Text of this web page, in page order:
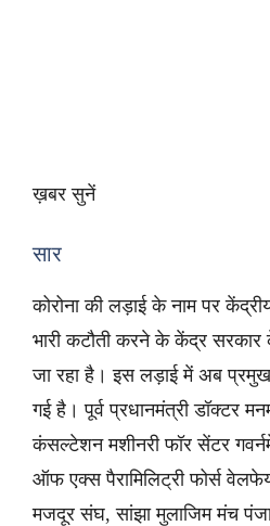
ख़बर सुनें
सार
कोरोना की लड़ाई के नाम पर
भारी कटौती करने के केंद्र
जा रहा है। इस लड़ाई में अब प्रमुख
गई है। पूर्व प्रधानमंत्री डॉक्टर
कंसल्टेशन मशीनरी फॉर सेंटर
ऑफ एक्स पैरामिलिट्री फोर्स
मजदूर संघ, सांझा मुलाजिम मंच